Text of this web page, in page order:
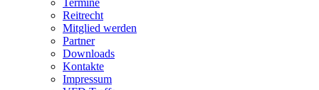
Termine
Reitrecht
Mitglied werden
Partner
Downloads
Kontakte
Impressum